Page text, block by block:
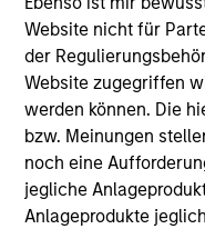
Website nicht für
der
Website zugegriffen
werden können. Die
bzw. Meinungen
noch eine
jegliche
Anlageprodukte